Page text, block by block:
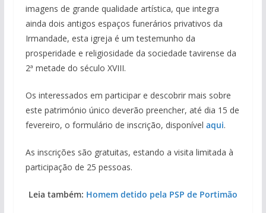
imagens de grande qualidade artística, que integra
ainda dois antigos espaços funerários privativos da
Irmandade, esta igreja é um testemunho da
prosperidade e religiosidade da sociedade tavirense da
2ª metade do século XVIII.
Os interessados em participar e descobrir mais sobre
este património único deverão preencher, até dia 15 de
fevereiro, o formulário de inscrição, disponível aqui.
As inscrições são gratuitas, estando a visita limitada à
participação de 25 pessoas.
Leia também: Homem detido pela PSP de Portimão